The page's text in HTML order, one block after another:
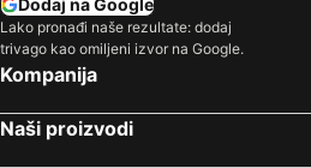
Dodaj na Google
Lako pronađi naše rezultate: dodaj
trivago kao omiljeni izvor na Google.
Kompanija
Naši proizvodi